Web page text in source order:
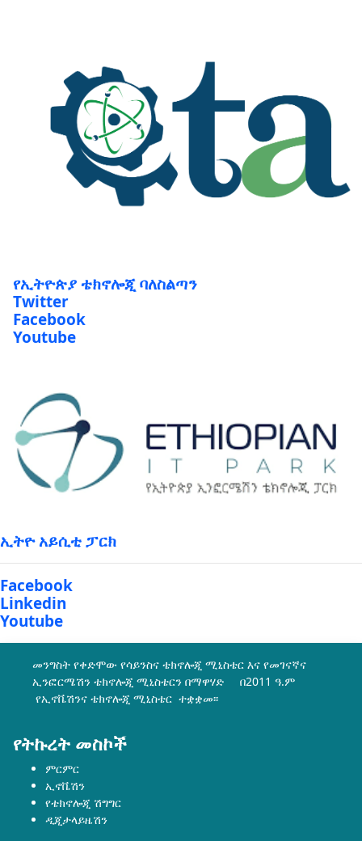
የኢትዮጵያ ቴክኖሎጂ ባለስልጣን
Twitter
Facebook
Youtube
ኢትዮ አይሲቲ ፓርክ
Facebook
Linkedin
Youtube
መንግስት የቀድሞው የሳይንስና ቴክኖሎጂ ሚኒስቴር እና የመገናኛና
ኢንፎርሜሽን ቴክኖሎጂ ሚኒስቴርን በማዋሃድ በ2011 ዓ.ም
የኢኖቬሽንና ቴክኖሎጂ ሚኒስቴር ተቋቋመ፡፡
የትኩረት መስኮች
ምርምር
ኢኖቬሽን
የቴክኖሎጂ ሽግግር
ዲጂታላይዜሽን